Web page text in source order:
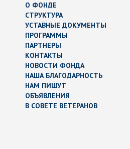
О ФОНДЕ
СТРУКТУРА
УСТАВНЫЕ ДОКУМЕНТЫ
ПРОГРАММЫ
ПАРТНЕРЫ
КОНТАКТЫ
НОВОСТИ ФОНДА
НАША БЛАГОДАРНОСТЬ
НАМ ПИШУТ
ОБЪЯВЛЕНИЯ
В СОВЕТЕ ВЕТЕРАНОВ